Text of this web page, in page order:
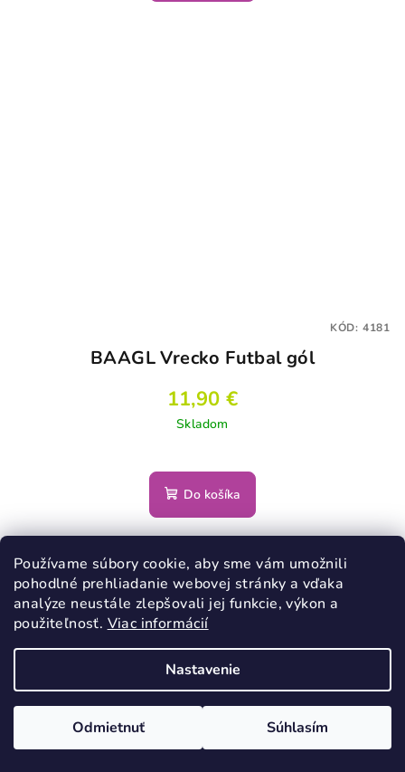
Používame súbory cookie, aby sme vám umožnili
pohodlné prehliadanie webovej stránky a vďaka
analýze neustále zlepšovali jej funkcie, výkon a
použiteľnosť. Viac informácií
Nastavenie
Odmietnuť Súhlasím
BAAGL Vrecko Futbal gól
11,90 €
Skladom
Do košíka
KÓD: 4181
Podobné produkty